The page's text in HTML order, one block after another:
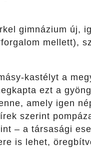
gimnázium új,
mellett),
kastélyt a
ezt a
amely igen
szerint
– a társasági
is lehet,